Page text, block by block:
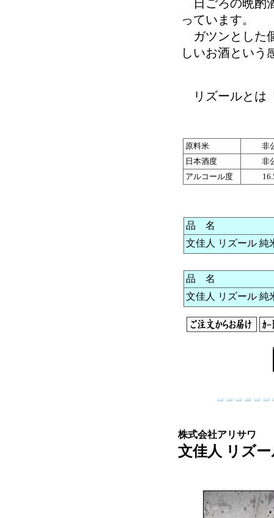
日ごろの晩酌
っています。
ガツンとした
しいお酒という
リズールとは
原料米
非
日本酒度
非
アルコール度
品 名
文佳人 リズール
品 名
文佳人 リズール 純
株式会社アリサワ
文佳人 リズ